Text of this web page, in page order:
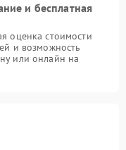
и бесплатная
оценка стоимости
и возможность
или онлайн на